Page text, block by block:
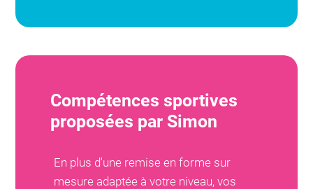
Compétences sportives
proposées par Simon
En plus d'une remise en forme sur
mesure adaptée à votre niveau, vos